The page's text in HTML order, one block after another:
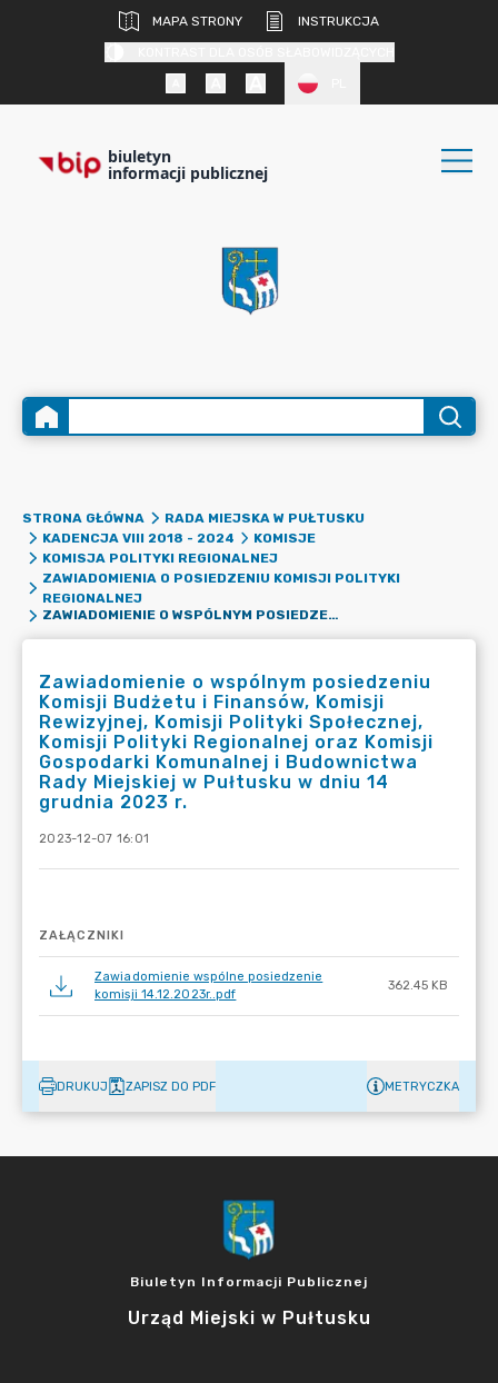
MAPA STRONY
INSTRUKCJA
biuletyn
informacji publicznej
STRONA GŁÓWNA
RADA MIEJSKA W PUŁTUSKU
KADENCJA VIII 2018 - 2024
KOMISJE
KOMISJA POLITYKI REGIONALNEJ
ZAWIADOMIENIA O POSIEDZENIU KOMISJI POLITYKI
REGIONALNEJ
ZAWIADOMIENIE O WSPÓLNYM POSIEDZENIU KOMISJI BUDŻETU I FINANSÓW, KOMISJI REWIZYJNEJ, KOMISJI POLITYKI SPOŁECZNEJ, KOMISJI POLITYKI REGIONALNEJ ORAZ KOMISJI GOSPODARKI KOMUNALNEJ I BUDOWNICTWA RADY MIEJSKIEJ W PUŁTUSKU W DNIU 14 GRUDNIA 2023 R.
Zawiadomienie o wspólnym posiedzeniu
Komisji Budżetu i Finansów, Komisji
Rewizyjnej, Komisji Polityki Społecznej,
Komisji Polityki Regionalnej oraz Komisji
Gospodarki Komunalnej i Budownictwa
Rady Miejskiej w Pułtusku w dniu 14
grudnia 2023 r.
2023-12-07 16:01
ZAŁĄCZNIKI
Zawiadomienie wspólne posiedzenie
komisji 14.12.2023r..pdf
362.45 KB
DRUKUJ ZAPISZ DO PDF METRYCZKA
Biuletyn Informacji Publicznej
Urząd Miejski w Pułtusku